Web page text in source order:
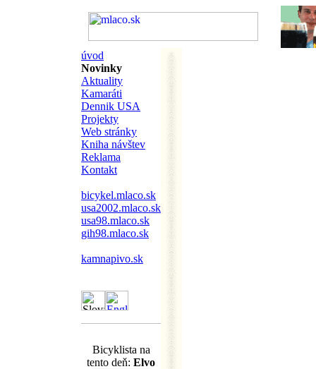
úvod
Novinky
Aktuality
Kamaráti
Dennik USA
Projekty
Web stránky
Kniha návštev
Reklama
Kontakt
bicykel.mlaco.sk
usa2002.mlaco.sk
usa98.mlaco.sk
gih98.mlaco.sk
kamnapivo.sk
Bicyklista na
tento deň: Elvo